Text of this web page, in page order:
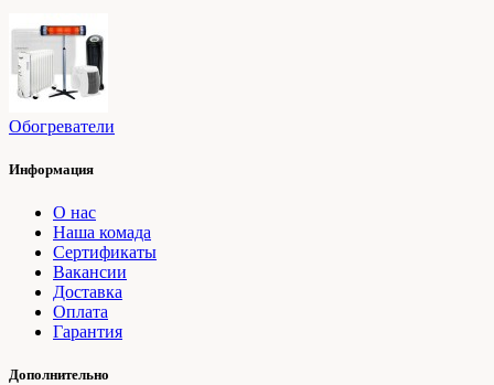
Обогреватели
Информация
О нас
Наша комада
Сертификаты
Вакансии
Доставка
Оплата
Гарантия
Дополнительно